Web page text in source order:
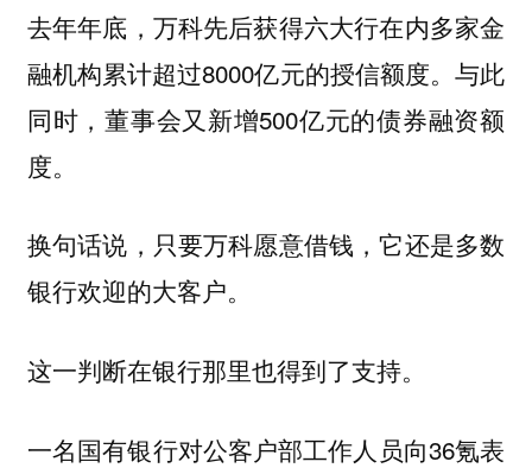
去年年底，万科先后获得六大行在内多家金
融机构累计超过8000亿元的授信额度。与此
同时，董事会又新增500亿元的债券融资额
度。
换句话说，只要万科愿意借钱，它还是多数
银行欢迎的大客户。
这一判断在银行那里也得到了支持。
一名国有银行对公客户部工作人员向36氪表